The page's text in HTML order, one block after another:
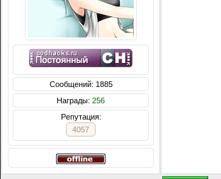
Сообщений: 1885
Награды: 256
Репутация:
4057